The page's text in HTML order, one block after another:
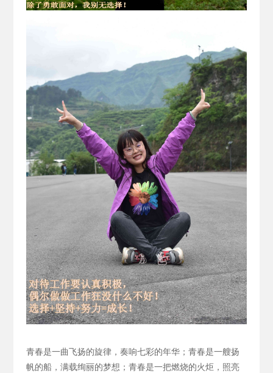
青春是一曲飞扬的旋律， 奏响七彩的年华；青春是一艘扬
帆的船，满载绚丽的梦想；青春是一把燃烧的火炬，照亮